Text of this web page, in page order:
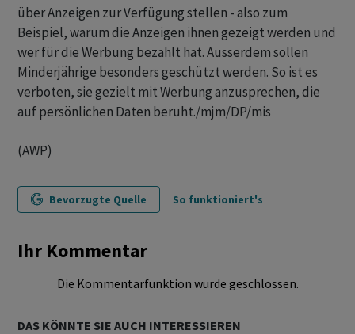
über Anzeigen zur Verfügung stellen - also zum
Beispiel, warum die Anzeigen ihnen gezeigt werden und
wer für die Werbung bezahlt hat. Ausserdem sollen
Minderjährige besonders geschützt werden. So ist es
verboten, sie gezielt mit Werbung anzusprechen, die
auf persönlichen Daten beruht./mjm/DP/mis
(AWP)
Bevorzugte Quelle So funktioniert's
Ihr Kommentar
Die Kommentarfunktion wurde geschlossen.
DAS KÖNNTE SIE AUCH INTERESSIEREN